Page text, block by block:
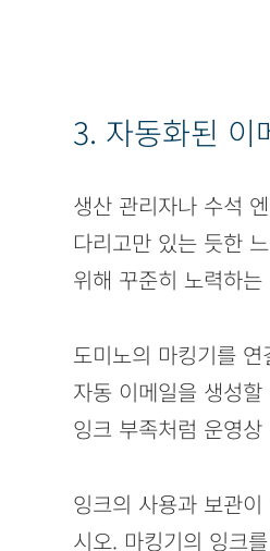
3. 자동화된 이
생산 관리자나 수석
다리고만 있는 듯한
위해 꾸준히 노력하
도미노의 마킹기를
자동 이메일을 생성
잉크 부족처럼 운영
잉크의 사용과 보관
시오. 마킹기의 잉크